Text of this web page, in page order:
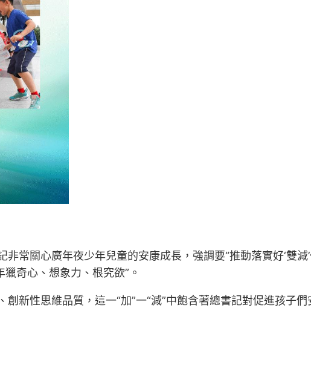
常關心廣年夜少年兒童的安康成長，強調要“推動落實好‘雙減
奇心、想象力、根究欲”。
新性思維品質，這一“加”一“減”中飽含著總書記對促進孩子們